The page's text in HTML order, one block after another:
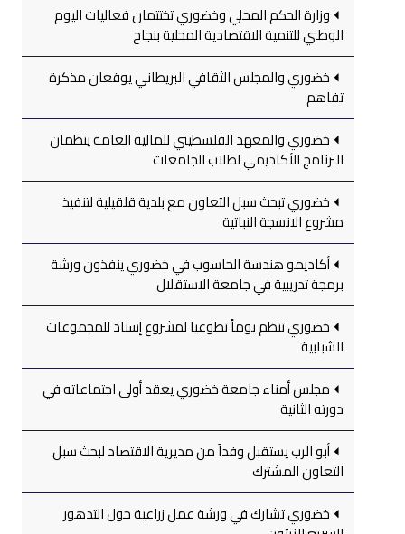
وزارة الحكم المحلي وخضوري تختتمان فعاليات اليوم
الوطني للتنمية الاقتصادية المحلية بنجاح
خضوري والمجلس الثقافي البريطاني يوقعان مذكرة
تفاهم
خضوري والمعهد الفلسطيني للمالية العامة ينظمان
البرنامج الأكاديمي لطلاب الجامعات
خضوري تبحث سبل التعاون مع بلدية قلقيلية لتنفيذ
مشروع الانسجة النباتية
أكاديمو هندسة الحاسوب في خضوري ينفذون ورشة
برمجة تدريبية في جامعة الاستقلال
خضوري تنظم يوماً تطوعيا لمشروع إسناد للمجموعات
الشبابية
مجلس أمناء جامعة خضوري يعقد أولى اجتماعاته في
دورته الثانية
أبو الرب يستقبل وفداً من مديرية الاقتصاد لبحث سبل
التعاون المشترك
خضوري تشارك في ورشة عمل زراعية حول التدهور